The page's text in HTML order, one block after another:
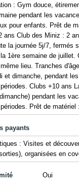
: Gym douce,
pendant les
pour enfants. Prêt de
ans Club des Miniz : 2
la journée 5j/7, fermés
1ère semaine de
lieu. Tranches
et dimanche, pendant
Clubs +10 ans
pendant les
Prêt de
payants
: Visites et
organisées en
Oui